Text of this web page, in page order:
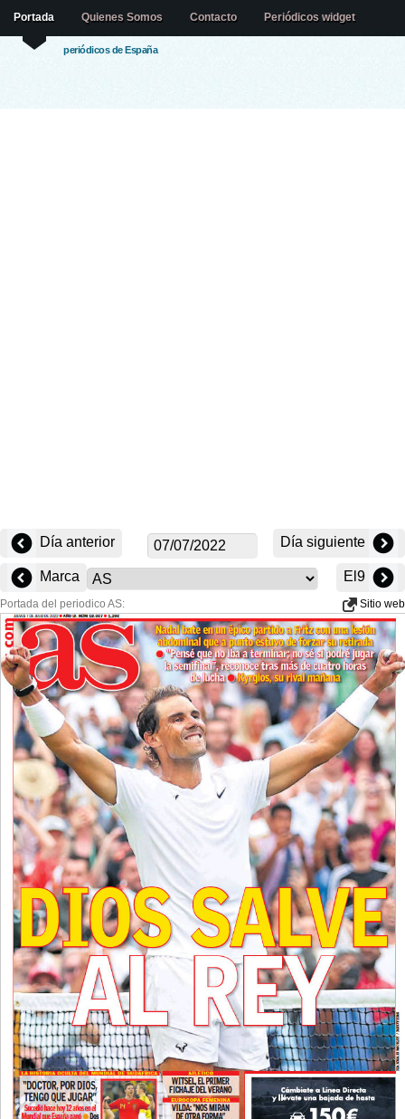
periódicos de España
Portada Quienes Somos Contacto Periódicos widget
Día anterior Día siguiente
Marca El9
Portada del periodico AS: Sitio web